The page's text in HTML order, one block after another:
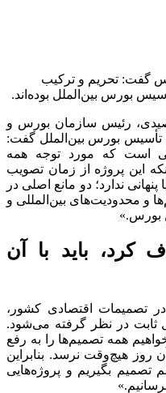
گفت: تحریم و ترکیب
بورس بین‌الملل بوده‌اند.
صیدی، رئیس سازمان بورس و
تأسیس بورس بین‌الملل گفت:
است که مورد توجه همه
این پروژه از زمان تصویب
پنهانی ندارد؛ دو مانع اصلی در
و محدودیت‌های بین‌المللی و
بورس.»
کرد، باید با آن
تصمیمات اقتصادی کشور،
ثابت در نظر گرفته می‌شود.
همه تصمیم‌ها را به رفع
هیچ‌وقت نرسد. بنابراین
تصمیم بگیریم و پروژه‌هایی